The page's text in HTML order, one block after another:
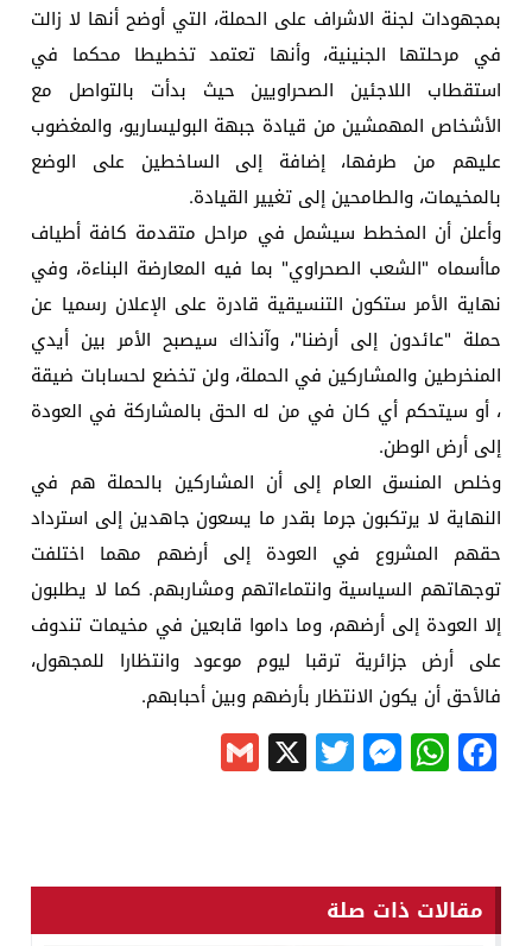
بمجهودات لجنة الاشراف على الحملة، التي أوضح أنها لا زالت
في مرحلتها الجنينية، وأنها تعتمد تخطيطا محكما في
استقطاب اللاجئين الصحراويين حيث بدأت بالتواصل مع
الأشخاص المهمشين من قيادة جبهة البوليساريو، والمغضوب
عليهم من طرفها، إضافة إلى الساخطين على الوضع
بالمخيمات، والطامحين إلى تغيير القيادة.
وأعلن أن المخطط سيشمل في مراحل متقدمة كافة أطياف
ماأسماه "الشعب الصحراوي" بما فيه المعارضة البناءة، وفي
نهاية الأمر ستكون التنسيقية قادرة على الإعلان رسميا عن
حملة "عائدون إلى أرضنا"، وآنذاك سيصبح الأمر بين أيدي
المنخرطين والمشاركين في الحملة، ولن تخضع لحسابات ضيقة
، أو سيتحكم أي كان في من له الحق بالمشاركة في العودة
إلى أرض الوطن.
وخلص المنسق العام إلى أن المشاركين بالحملة هم في
النهاية لا يرتكبون جرما بقدر ما يسعون جاهدين إلى استرداد
حقهم المشروع في العودة إلى أرضهم مهما اختلفت
توجهاتهم السياسية وانتماءاتهم ومشاربهم. كما لا يطلبون
إلا العودة إلى أرضهم، وما داموا قابعين في مخيمات تندوف
على أرض جزائرية ترقبا ليوم موعود وانتظارا للمجهول،
فالأحق أن يكون الانتظار بأرضهم وبين أحبابهم.
Facebook
WhatsApp
Messenger
Twitter
X
مقالات ذات صلة